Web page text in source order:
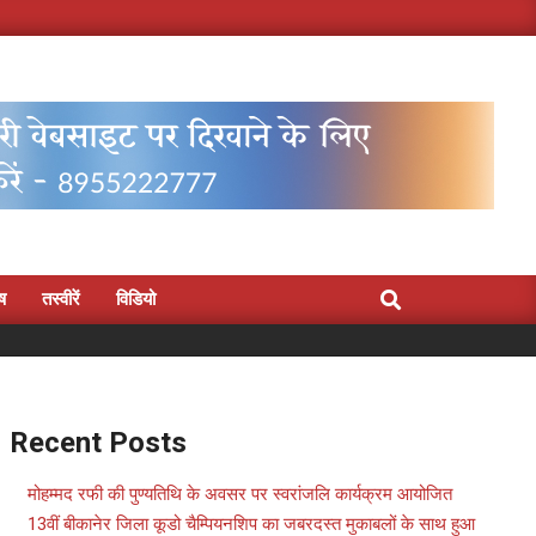
तस्वीरें विडियो Search
Recent Posts
मोहम्मद रफी की पुण्यतिथि के अवसर पर स्वरांजलि कार्यक्रम आयोजित
13वीं बीकानेर जिला कूडो चैम्पियनशिप का जबरदस्त मुकाबलों के साथ हुआ